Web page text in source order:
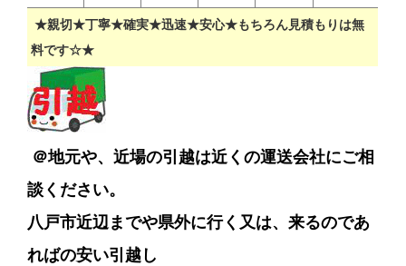
★親切★丁寧★確実★迅速★安心★もちろん見積もりは無
料です☆★
＠地元や、近場の引越は近くの運送会社にご相
談ください。
八戸市近辺までや県外に行く又は、来るのであ
ればの安い引越し